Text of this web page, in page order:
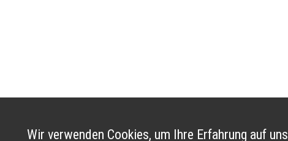
Wir verwenden Cookies, um Ihre Erfahrung auf